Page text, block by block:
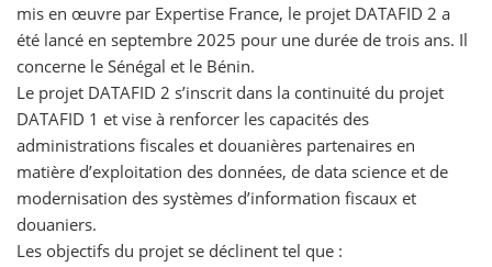
mis en œuvre par Expertise France, le projet DATAFID 2 a
été lancé en septembre 2025 pour une durée de trois ans. Il
concerne le Sénégal et le Bénin.
Le projet DATAFID 2 s’inscrit dans la continuité du projet
DATAFID 1 et vise à renforcer les capacités des
administrations fiscales et douanières partenaires en
matière d’exploitation des données, de data science et de
modernisation des systèmes d’information fiscaux et
douaniers.
Les objectifs du projet se déclinent tel que :